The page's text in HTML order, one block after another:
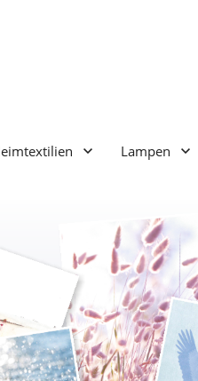
Lampen